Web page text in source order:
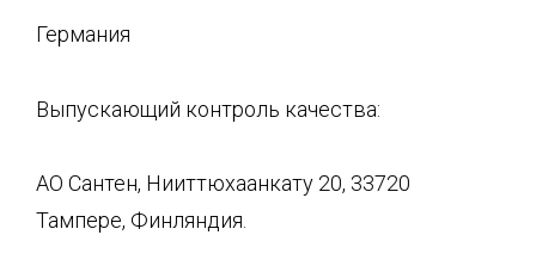
Германия
Выпускающий контроль качества:
АО Сантен, Нииттюхаанкату 20, 33720
Тампере, Финляндия.